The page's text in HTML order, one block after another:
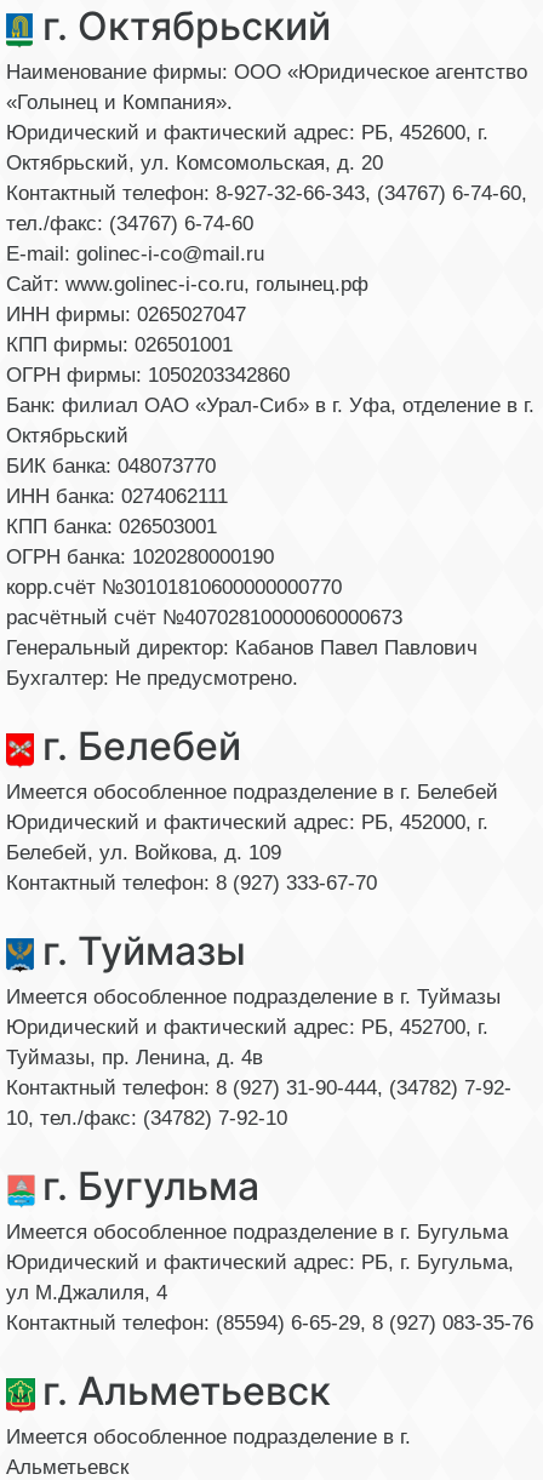
г. Октябрьский
Наименование фирмы: ООО «Юридическое агентство
«Голынец и Компания».
Юридический и фактический адрес: РБ, 452600, г.
Октябрьский, ул. Комсомольская, д. 20
Контактный телефон: 8-927-32-66-343, (34767) 6-74-60,
тел./факс: (34767) 6-74-60
E-mail: golinec-i-co@mail.ru
Сайт: www.golinec-i-co.ru, голынец.рф
ИНН фирмы: 0265027047
КПП фирмы: 026501001
ОГРН фирмы: 1050203342860
Банк: филиал ОАО «Урал-Сиб» в г. Уфа, отделение в г.
Октябрьский
БИК банка: 048073770
ИНН банка: 0274062111
КПП банка: 026503001
ОГРН банка: 1020280000190
корр.счёт №30101810600000000770
расчётный счёт №40702810000060000673
Генеральный директор: Кабанов Павел Павлович
Бухгалтер: Не предусмотрено.
г. Белебей
Имеется обособленное подразделение в г. Белебей
Юридический и фактический адрес: РБ, 452000, г.
Белебей, ул. Войкова, д. 109
Контактный телефон: 8 (927) 333-67-70
г. Туймазы
Имеется обособленное подразделение в г. Туймазы
Юридический и фактический адрес: РБ, 452700, г.
Туймазы, пр. Ленина, д. 4в
Контактный телефон: 8 (927) 31-90-444, (34782) 7-92-
10, тел./факс: (34782) 7-92-10
г. Бугульма
Имеется обособленное подразделение в г. Бугульма
Юридический и фактический адрес: РБ, г. Бугульма,
ул М.Джалиля, 4
Контактный телефон: (85594) 6-65-29, 8 (927) 083-35-76
г. Альметьевск
Имеется обособленное подразделение в г.
Альметьевск